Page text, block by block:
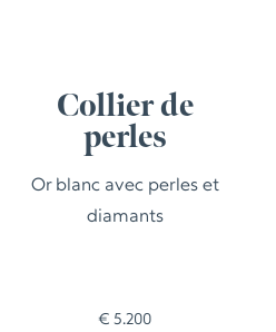
Collier de
perles
Or blanc avec perles et
diamants
€ 5.200